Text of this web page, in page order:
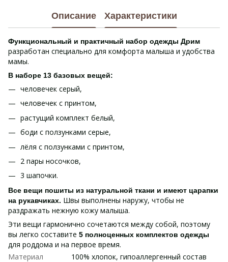
Описание Характеристики
Функциональный и практичный набор одежды Дрим
разработан специально для комфорта малыша и удобства
мамы.
В наборе 13 базовых вещей:
человечек серый,
человечек с принтом,
растущий комплект белый,
боди с ползунками серые,
лёля с ползунками с принтом,
2 пары носочков,
3 шапочки.
Все вещи пошиты из натуральной ткани и имеют царапки
на рукавчиках. Швы выполнены наружу, чтобы не
раздражать нежную кожу малыша.
Эти вещи гармонично сочетаются между собой, поэтому
вы легко составите 5 полноценных комплектов одежды
для роддома и на первое время.
Материал
100% хлопок, гипоаллергенный состав